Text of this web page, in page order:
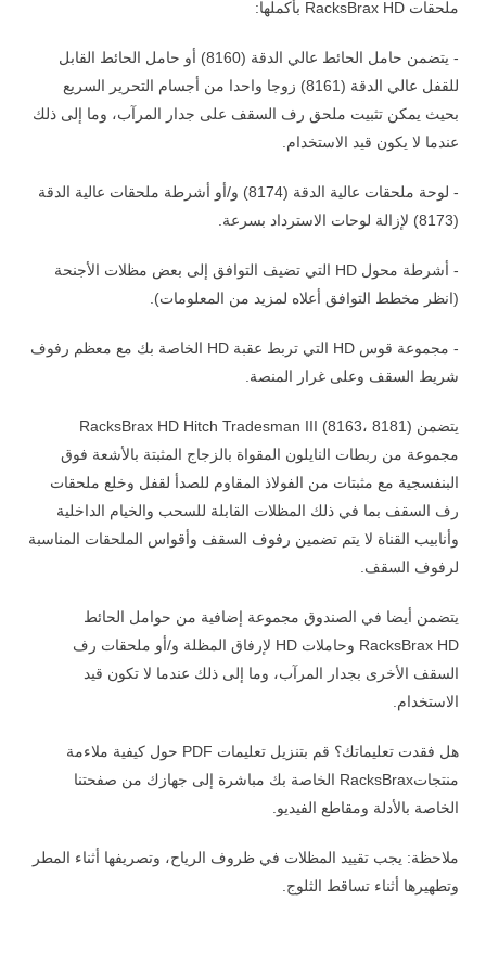
ملحقات RacksBrax HD بأكملها:
- يتضمن حامل الحائط عالي الدقة (8160) أو حامل الحائط القابل
للقفل عالي الدقة (8161) زوجا واحدا من أجسام التحرير السريع
بحيث يمكن تثبيت ملحق رف السقف على جدار المرآب، وما إلى ذلك
عندما لا يكون قيد الاستخدام.
- لوحة ملحقات عالية الدقة (8174) و/أو أشرطة ملحقات عالية الدقة
(8173) لإزالة لوحات الاسترداد بسرعة.
- أشرطة محول HD التي تضيف التوافق إلى بعض مظلات الأجنحة
(انظر مخطط التوافق أعلاه لمزيد من المعلومات).
- مجموعة قوس HD التي تربط عقبة HD الخاصة بك مع معظم رفوف
شريط السقف وعلى غرار المنصة.
يتضمن RacksBrax HD Hitch Tradesman III (8163، 8181)
مجموعة من ربطات النايلون المقواة بالزجاج المثبتة بالأشعة فوق
البنفسجية مع مثبتات من الفولاذ المقاوم للصدأ لقفل وخلع ملحقات
رف السقف بما في ذلك المظلات القابلة للسحب والخيام الداخلية
وأنابيب القناة لا يتم تضمين رفوف السقف وأقواس الملحقات المناسبة
لرفوف السقف.
يتضمن أيضا في الصندوق مجموعة إضافية من حوامل الحائط
RacksBrax HD وحاملات HD لإرفاق المظلة و/أو ملحقات رف
السقف الأخرى بجدار المرآب، وما إلى ذلك عندما لا تكون قيد
الاستخدام.
هل فقدت تعليماتك؟ قم بتنزيل تعليمات PDF حول كيفية ملاءمة
منتجاتRacksBrax الخاصة بك مباشرة إلى جهازك من صفحتنا
الخاصة بالأدلة ومقاطع الفيديو.
ملاحظة: يجب تقييد المظلات في ظروف الرياح، وتصريفها أثناء المطر
وتطهيرها أثناء تساقط الثلوج.